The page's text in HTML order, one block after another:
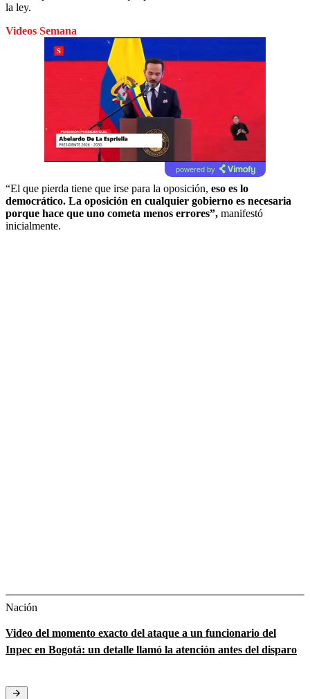
la ley.
Videos Semana
powered by
“El que pierda tiene que irse para la oposición, eso es lo
democrático. La oposición en cualquier gobierno es necesaria
porque hace que uno cometa menos errores”, manifestó
inicialmente.
Nación
Video del momento exacto del ataque a un funcionario del
Inpec en Bogotá: un detalle llamó la atención antes del disparo